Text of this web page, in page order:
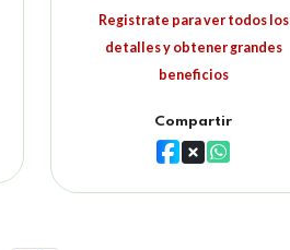
Registrate para ver todos los
detalles y obtener grandes
beneficios
Compartir